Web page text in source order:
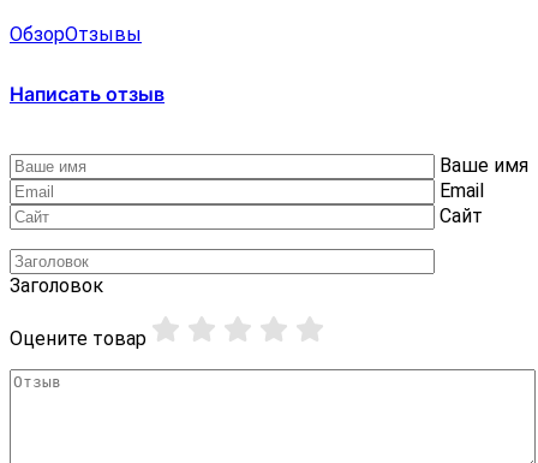
ОбзорОтзывы
Написать отзыв
Ваше имя
Email
Сайт
Заголовок
Оцените товар